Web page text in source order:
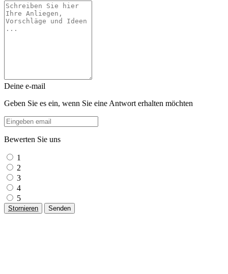
Deine e-mail
Geben Sie es ein, wenn Sie eine Antwort erhalten möchten
Bewerten Sie uns
1
2
3
4
5
Stornieren Senden